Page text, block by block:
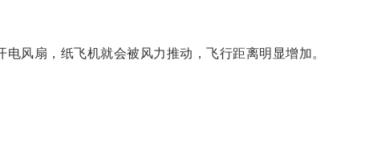
风扇，纸飞机就会被风力推动，飞行距离明显增加。